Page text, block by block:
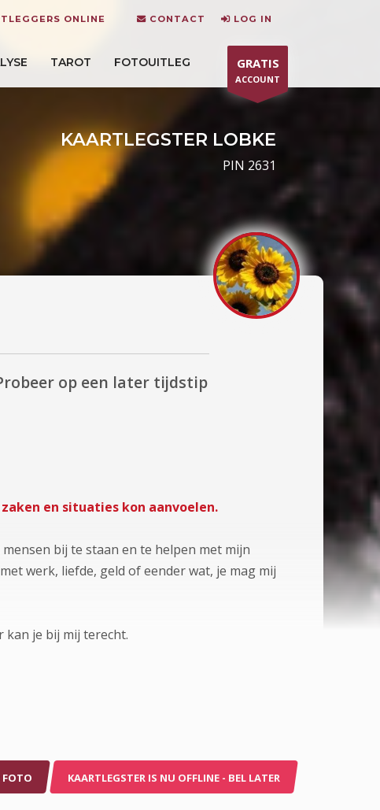
ONLINE CONTACT LOG IN
TAROT FOTOUITLEG GRATIS
ACCOUNT
KAARTLEGSTER LOBKE
PIN 2631
op een later tijdstip
en situaties kon aanvoelen.
bij te staan en te helpen met mijn
werk, liefde, geld of eender wat, je mag mij
je bij mij terecht.
FOTO KAARTLEGSTER IS NU OFFLINE - BEL LATER